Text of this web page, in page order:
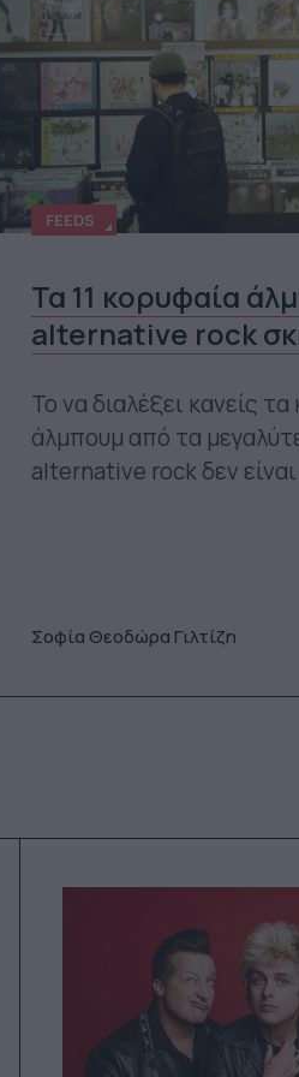
FEEDS
Τα 11 κορυφαία
alternative rock
Το να διαλέξει κανείς
άλμπουμ από τα
alternative rock δεν
Σοφία Θεοδώρα Γιλτίζη